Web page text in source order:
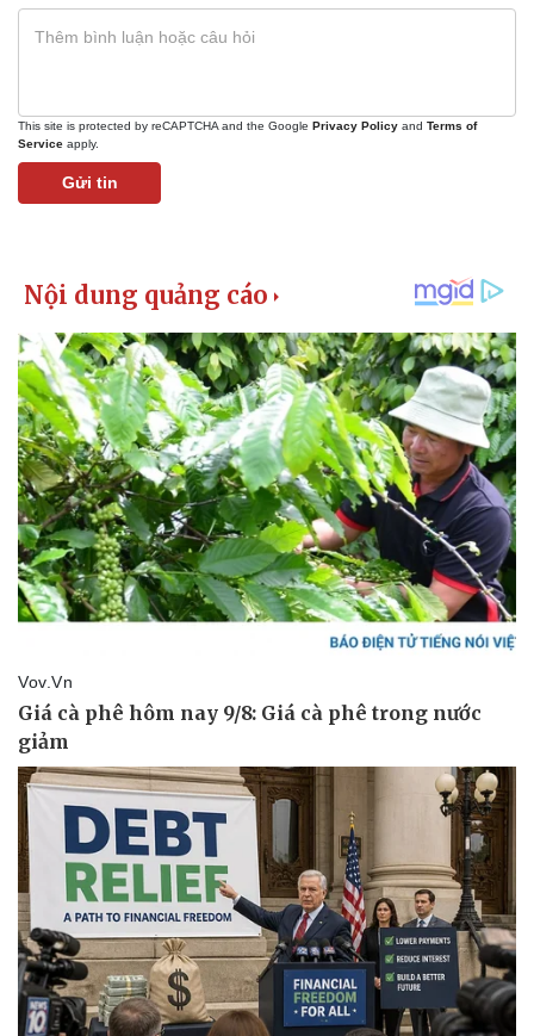
Kinh tế
Bất động sản
Khởi nghiệp
Thị trường
Giá vàng
Tiêu dùng
Tỷ giá
Chứng khoán
Giá cà phê
This site is protected by reCAPTCHA and the Google Privacy Policy and Terms of
Service apply.
Gửi tin